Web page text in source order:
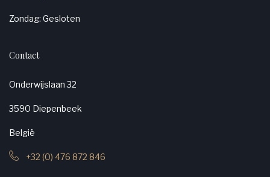
Zondag: Gesloten
Contact
Onderwijslaan 32
3590 Diepenbeek
België
+32 (0) 476 872 846